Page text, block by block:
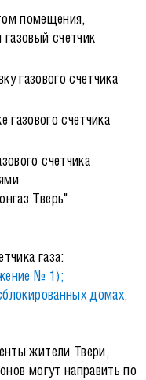
помещения,
счетчик
газового счетчика
газового счетчика
счетчика
Тверь"
газа:
№ 1);
домах,
жители Твери,
могут направить по